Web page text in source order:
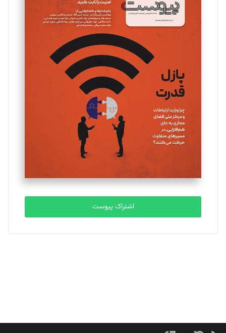
مینا پاکدل
یسنا امان‌پور
تحریریه
ملینا جعفری
تحریریه
مصطفی مسجدی آرانی
تحریریه
بابک نقاش
تحریریه
اشتراک پیوست